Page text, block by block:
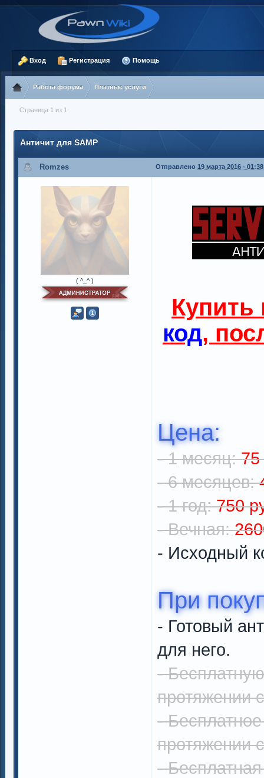
Вход Регистрация Помощь
Работа форума Платные услуги
Страница 1 из 1
Античит для SAMP
Romzes Отправлено 19 марта 2016 - 01:38
( ^_^ )
код,
Цена:
- 1 месяц:75
- 6 месяцев:
- 1 год:750
- Вечная:
- Исходный
При
- Готовый
для него.
-
протяжении
-
протяжении
-